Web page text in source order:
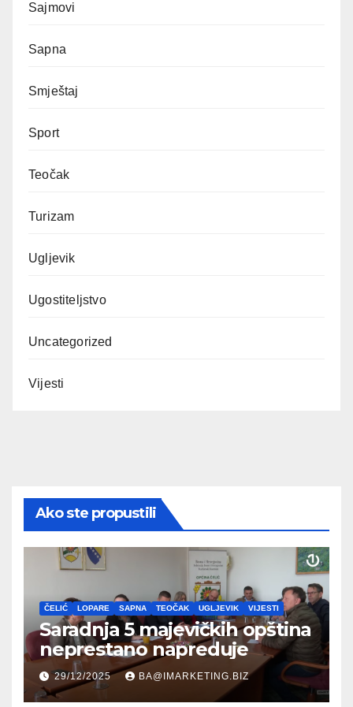
Sajmovi
Sapna
Smještaj
Sport
Teočak
Turizam
Ugljevik
Ugostiteljstvo
Uncategorized
Vijesti
Ako ste propustili
ČELIĆ LOPARE SAPNA TEOČAK UGLJEVIK VIJESTI
Saradnja 5 majevičkih opština
neprestano napreduje
29/12/2025 BA@IMARKETING.BIZ